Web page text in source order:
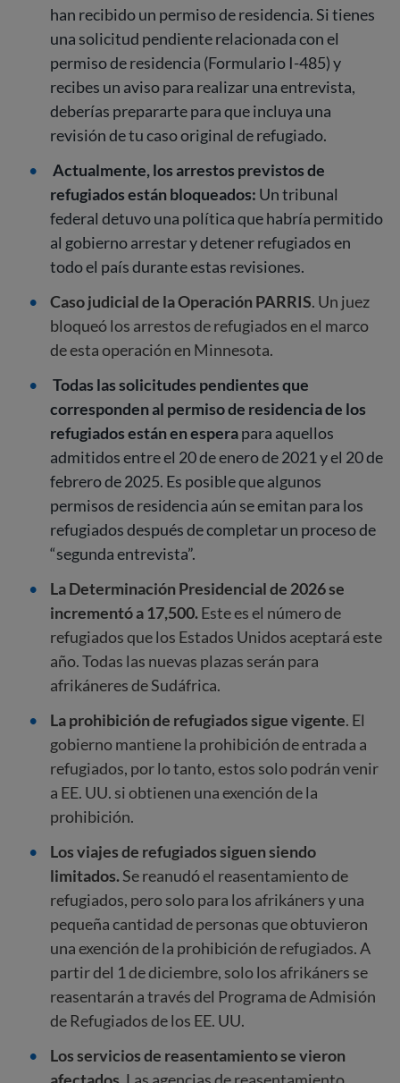
han recibido un permiso de residencia. Si tienes
una solicitud pendiente relacionada con el
permiso de residencia (Formulario I-485) y
recibes un aviso para realizar una entrevista,
deberías prepararte para que incluya una
revisión de tu caso original de refugiado.
Actualmente, los arrestos previstos de
refugiados están bloqueados: Un tribunal
federal detuvo una política que habría permitido
al gobierno arrestar y detener refugiados en
todo el país durante estas revisiones.
Caso judicial de la Operación PARRIS. Un juez
bloqueó los arrestos de refugiados en el marco
de esta operación en Minnesota.
Todas las solicitudes pendientes que
corresponden al permiso de residencia de los
refugiados están en esperapara aquellos
admitidos entre el 20 de enero de 2021 y el 20 de
febrero de 2025. Es posible que algunos
permisos de residencia aún se emitan para los
refugiados después de completar un proceso de
“segunda entrevista”.
La Determinación Presidencial de 2026 se
incrementó a 17,500.Este es el número de
refugiados que los Estados Unidos aceptará este
año. Todas las nuevas plazas serán para
afrikáneres de Sudáfrica.
La prohibición de refugiados sigue vigente. El
gobierno mantiene la prohibición de entrada a
refugiados, por lo tanto, estos solo podrán venir
a EE. UU. si obtienen una exención de la
prohibición.
Los viajes de refugiados siguen siendo
limitados.Se reanudó el reasentamiento de
refugiados, pero solo para los afrikáners y una
pequeña cantidad de personas que obtuvieron
una exención de la prohibición de refugiados. A
partir del 1 de diciembre, solo los afrikáners se
reasentarán a través del Programa de Admisión
de Refugiados de los EE. UU.
Los servicios de reasentamiento se vieron